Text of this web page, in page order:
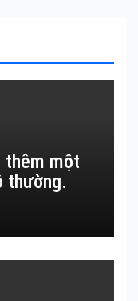
thêm một
thường.